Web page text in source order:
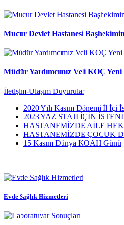
Mucur Devlet Hastanesi
Müdür Yardımcımız Veli KOÇ Yeni
İletişim-Ulaşım Duyurular
2020 Yılı Kasım Dönemi İl İçi
2023 YAZ STAJI İÇİN
HASTANEMİZDE AİLE
HASTANEMİZDE ÇOCUK
15 Kasım Dünya KOAH Günü
Evde Sağlık Hizmetleri